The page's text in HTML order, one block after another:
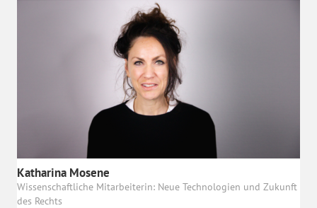
Katharina Mosene
Wissenschaftliche Mitarbeiterin: Neue Technologien und Zukunft
des Rechts